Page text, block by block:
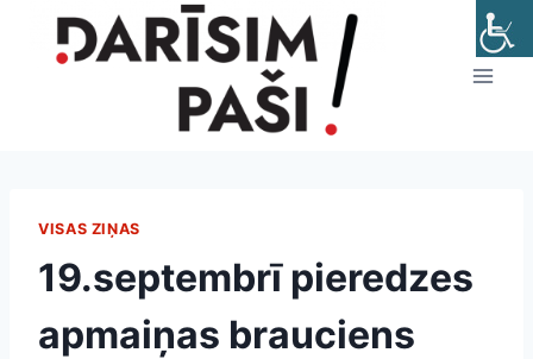
VISAS ZIŅAS
19.septembrī pieredzes
apmaiņas brauciens